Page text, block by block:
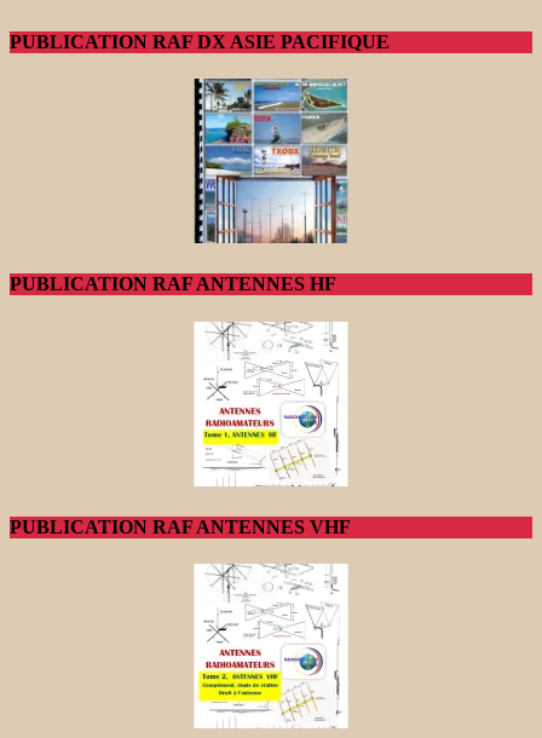
PUBLICATION RAF DX ASIE PACIFIQUE
PUBLICATION RAF ANTENNES HF
PUBLICATION RAF ANTENNES VHF